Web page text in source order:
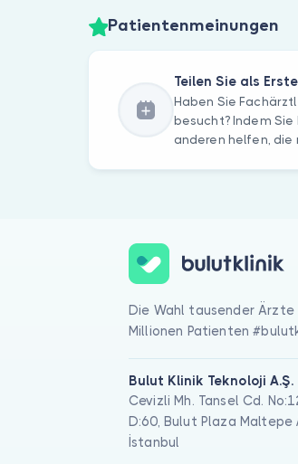
Patientenmeinungen
Teilen Sie als
Haben Sie
besucht? Indem Sie
anderen helfen, die
Die Wahl tausender Ärzte
Millionen Patienten
Bulut Klinik Teknoloji A.Ş.
Cevizli Mh. Tansel Cd.
D:60, Bulut Plaza Maltepe
İstanbul